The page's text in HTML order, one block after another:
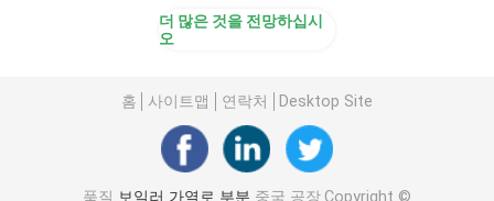
더 많은 것을 전망하십시
오
홈 사이트맵 연락처 Desktop Site
품질 보일러 가열로 부분 중국 공장.Copyright ©